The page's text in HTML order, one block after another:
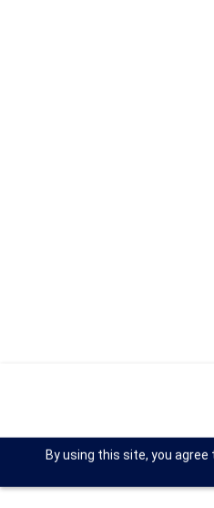
By using this site, you agree